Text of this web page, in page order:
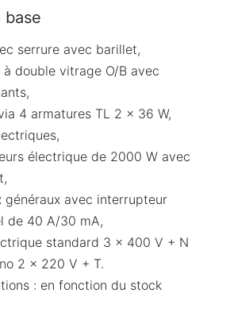
de devis
ces quelques informations
la demande en ligne :
ObligatoireNom Obligatoire
base
serrure avec barillet,
double vitrage O/B avec
4 armatures TL 2 x 36 W,
électrique de 2000 W avec
généraux avec interrupteur
de 40 A/30 mA,
standard 3 x 400 V + N
2 x 220 V + T.
: en fonction du stock